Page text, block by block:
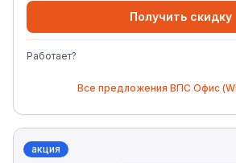
Получить скидку
Работает?
Все предложения ВПС Офис
акция